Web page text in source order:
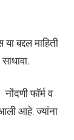
बद्दल माहिती
फॉर्म व
आहे. ज्यांना